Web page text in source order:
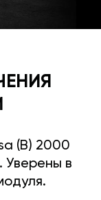
(B) 2000
Уверены в